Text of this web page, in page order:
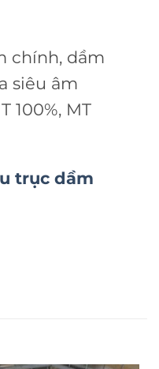
chính, dầm
siêu âm
100%, MT
trục dầm